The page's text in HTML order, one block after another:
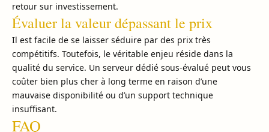
retour sur investissement.
Évaluer la valeur dépassant le prix
Il est facile de se laisser séduire par des prix très
compétitifs. Toutefois, le véritable enjeu réside dans la
qualité du service. Un serveur dédié sous-évalué peut vous
coûter bien plus cher à long terme en raison d’une
mauvaise disponibilité ou d’un support technique
insuffisant.
FAQ